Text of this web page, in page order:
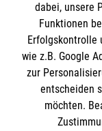
Kontakt
Impressum
Datenschutz
Malteser
Malteser
Malteser
dabei, unsere
Funktionen
Erfolgskontrolle
wie z.B. Google
zur
entscheiden
möchten.